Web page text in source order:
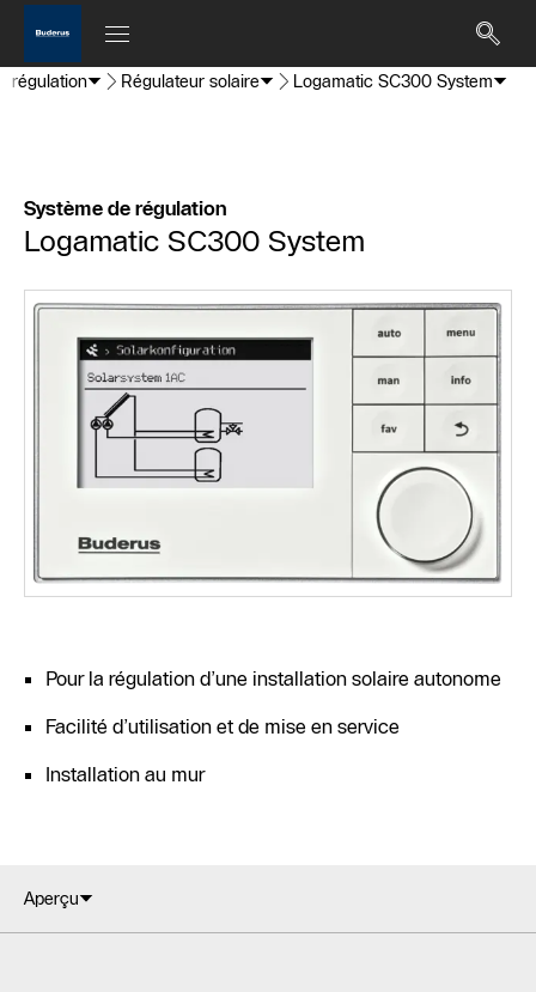
régulation Régulateur solaire Logamatic SC300 System
Système de régulation
Logamatic SC300 System
Pour la régulation d’une installation solaire autonome
Facilité d’utilisation et de mise en service
Installation au mur
Aperçu